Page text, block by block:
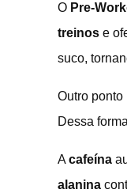
O Pre-
treinos e
suco,
Outro ponto
Dessa
Acafeína
alanina